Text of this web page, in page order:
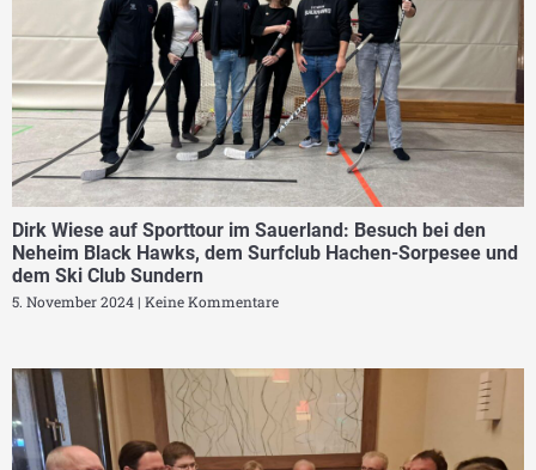
Dirk Wiese auf Sporttour im Sauerland: Besuch bei den
Neheim Black Hawks, dem Surfclub Hachen-Sorpesee und
dem Ski Club Sundern
5. November 2024 Keine Kommentare